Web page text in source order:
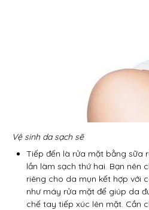
Vệ sinh da sạch sẽ
Tiếp đến là rửa mặt bằng sữa
lần làm sạch thứ hai. Bạn nên
riêng cho da mụn kết hợp với
như máy rửa mặt để giúp da
chế tay tiếp xúc lên mặt. Cần